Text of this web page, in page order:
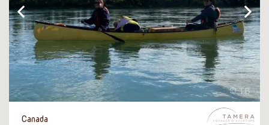
Canada